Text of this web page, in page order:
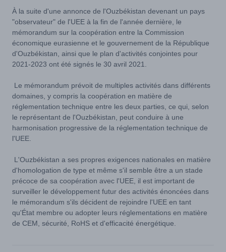
À la suite d'une annonce de l'Ouzbékistan devenant un pays
"observateur" de l'UEE à la fin de l'année dernière, le
mémorandum sur la coopération entre la Commission
économique eurasienne et le gouvernement de la République
d'Ouzbékistan, ainsi que le plan d'activités conjointes pour
2021-2023 ont été signés le 30 avril 2021.
Le mémorandum prévoit de multiples activités dans différents
domaines, y compris la coopération en matière de
réglementation technique entre les deux parties, ce qui, selon
le représentant de l'Ouzbékistan, peut conduire à une
harmonisation progressive de la réglementation technique de
l'UEE.
L'Ouzbékistan a ses propres exigences nationales en matière
d'homologation de type et même s'il semble être a un stade
précoce de sa coopération avec l'UEE, il est important de
surveiller le développement futur des activités énoncées dans
le mémorandum s'ils décident de rejoindre l'UEE en tant
qu'État membre ou adopter leurs réglementations en matière
de CEM, sécurité, RoHS et d'efficacité énergétique.